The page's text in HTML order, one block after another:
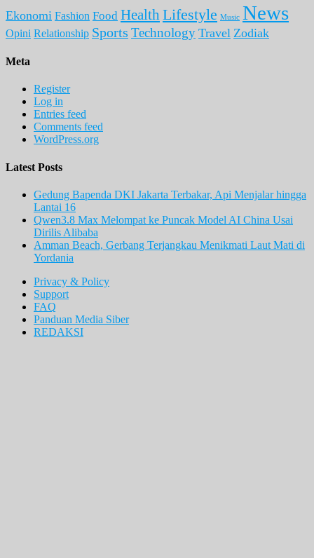
Ekonomi Fashion Food Health Lifestyle Music News
Opini Relationship Sports Technology Travel Zodiak
Meta
Register
Log in
Entries feed
Comments feed
WordPress.org
Latest Posts
Gedung Bapenda DKI Jakarta Terbakar, Api Menjalar hingga
Lantai 16
Qwen3.8 Max Melompat ke Puncak Model AI China Usai
Dirilis Alibaba
Amman Beach, Gerbang Terjangkau Menikmati Laut Mati di
Yordania
Privacy & Policy
Support
FAQ
Panduan Media Siber
REDAKSI